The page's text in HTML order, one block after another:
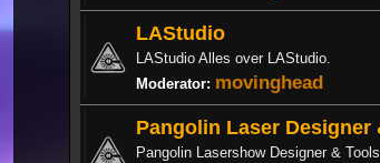
LAStudio
LAStudio Alles over LAStudio.
Moderator: movinghead
Pangolin Laser Designer
Pangolin Lasershow Designer &